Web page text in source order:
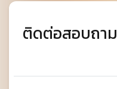
ติดต่อสอบถาม